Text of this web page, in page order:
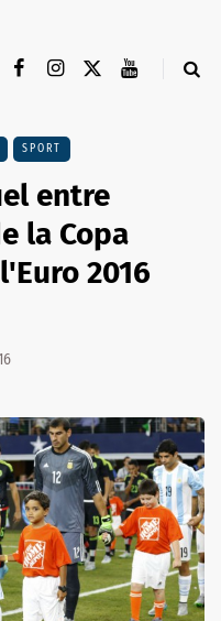
SPORT
entre
la Copa
2016